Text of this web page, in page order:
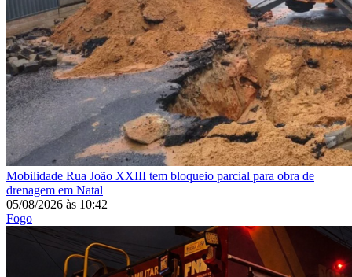
Mobilidade Rua João XXIII tem bloqueio parcial para obra de
drenagem em Natal
05/08/2026 às 10:42
Fogo